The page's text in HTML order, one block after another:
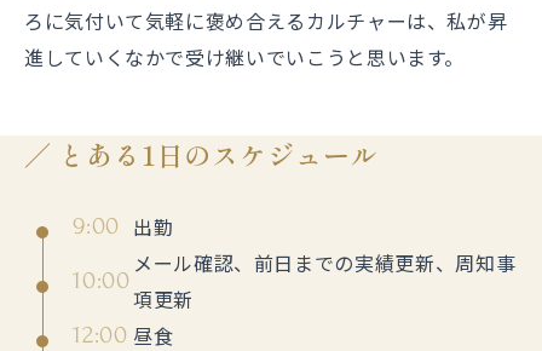
ろに気付いて気軽に褒め合えるカルチャーは、私が昇
進していくなかで受け継いでいこうと思います。
とある1日のスケジュール
9:00 出勤
10:00
メール確認、前日までの実績更新、周知事
項更新
12:00 昼食